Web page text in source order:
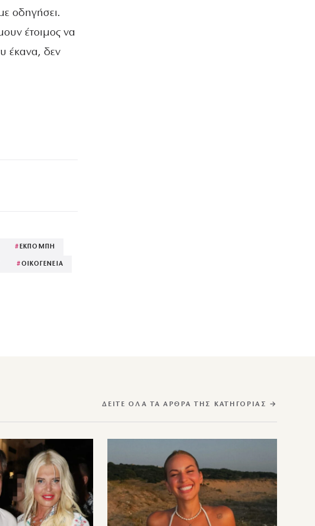
οδηγήσει.
έτοιμος να
έκανα, δεν
# ΕΚΠΟΜΠΗ
#ΟΙΚΟΓΕΝΕΙΑ
ΔΕΊΤΕ ΌΛΑ ΤΑ ΆΡΘΡΑ ΤΗΣ ΚΑΤΗΓΟΡΊΑΣ →